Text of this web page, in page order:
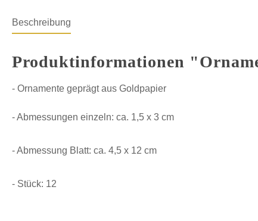
Beschreibung
Produktinformationen
- Ornamente geprägt aus Goldpapier
- Abmessungen einzeln: ca. 1,5 x 3 cm
- Abmessung Blatt: ca. 4,5 x 12 cm
- Stück: 12